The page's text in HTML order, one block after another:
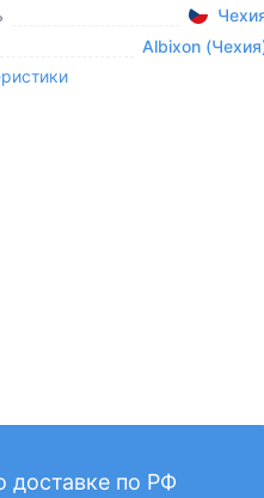
Albixon
доставке по РФ